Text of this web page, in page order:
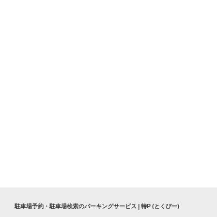
駐車場予約・駐車場検索のパーキングサービス | 特P (とくぴー)